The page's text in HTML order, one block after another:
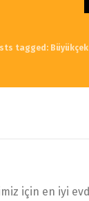
tagged:
için en iyi